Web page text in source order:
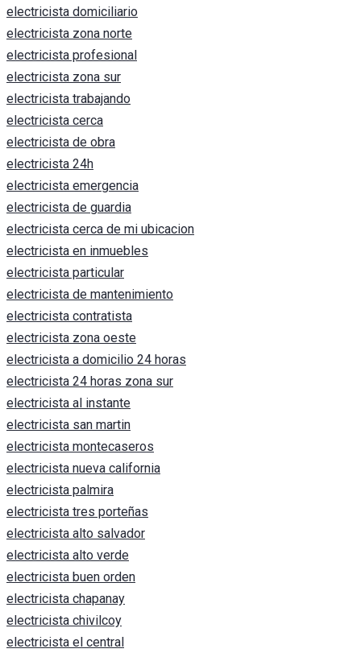
electricista domiciliario
electricista zona norte
electricista profesional
electricista zona sur
electricista trabajando
electricista cerca
electricista de obra
electricista 24h
electricista emergencia
electricista de guardia
electricista cerca de mi ubicacion
electricista en inmuebles
electricista particular
electricista de mantenimiento
electricista contratista
electricista zona oeste
electricista a domicilio 24 horas
electricista 24 horas zona sur
electricista al instante
electricista san martin
electricista montecaseros
electricista nueva california
electricista palmira
electricista tres porteñas
electricista alto salvador
electricista alto verde
electricista buen orden
electricista chapanay
electricista chivilcoy
electricista el central